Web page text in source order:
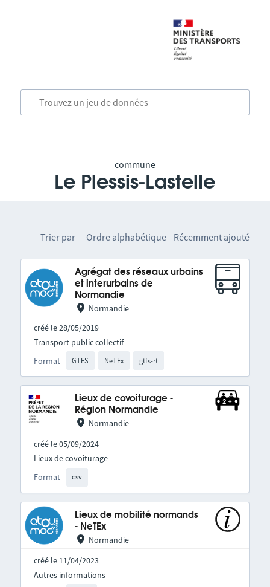
commune
Le Plessis-Lastelle
Trier par Ordre alphabétique Récemment ajouté
Agrégat des réseaux urbains
et interurbains de
Normandie
Normandie
créé le 28/05/2019
Format GTFS NeTEx gtfs-rt
Transport public collectif
Lieux de covoiturage -
Région Normandie
Normandie
créé le 05/09/2024
Format csv
Lieux de covoiturage
Lieux de mobilité normands
- NeTEx
Normandie
créé le 11/04/2023
Autres informations